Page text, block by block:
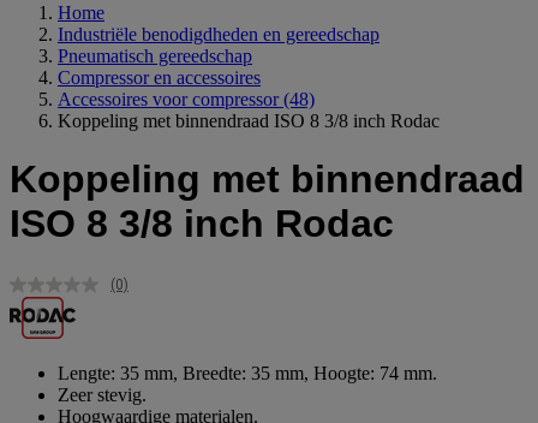
Home
Industriële benodigdheden en gereedschap
Pneumatisch gereedschap
Compressor en accessoires
Accessoires voor compressor (48)
Koppeling met binnendraad ISO 8 3/8 inch Rodac
Koppeling met binnendraad
ISO 8 3/8 inch Rodac
Geen
(0)
Lengte: 35 mm, Breedte: 35 mm, Hoogte: 74 mm.
Zeer stevig.
Hoogwaardige materialen.